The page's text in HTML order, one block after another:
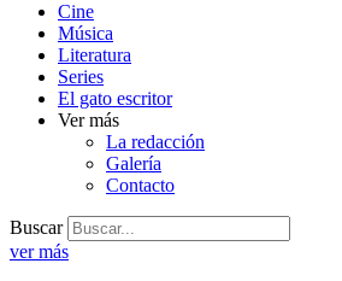
Cine
Música
Literatura
Series
El gato escritor
Ver más
La redacción
Galería
Contacto
Buscar
ver más